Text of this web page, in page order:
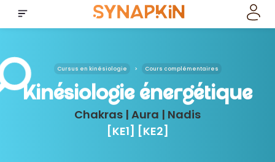
Cursus en kinésiologie > Cours complémentaires
Kinésiologie énergétique
Chakras | Aura | Nadis
[KE1] [KE2]